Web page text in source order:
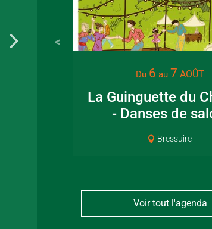
canoë en Bocage
Bressuirais
Du 6 au 7 AOÛT
La Guinguette du
- Danses de
Bressuire
Voir tout l'agenda